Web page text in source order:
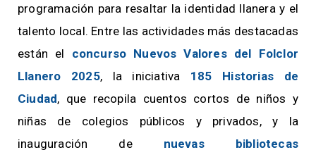
programación para resaltar la identidad llanera y el
talento local. Entre las actividades más destacadas
están el concurso Nuevos Valores del Folclor
Llanero 2025, la iniciativa 185 Historias de
Ciudad, que recopila cuentos cortos de niños y
niñas de colegios públicos y privados, y la
inauguración de nuevas bibliotecas